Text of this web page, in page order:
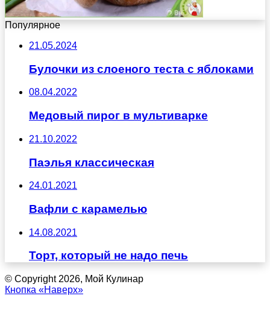
Популярное
21.05.2024
Булочки из слоеного теста с яблоками
08.04.2022
Медовый пирог в мультиварке
21.10.2022
Паэлья классическая
24.01.2021
Вафли с карамелью
14.08.2021
Торт, который не надо печь
© Copyright 2026, Мой Кулинар
Кнопка «Наверх»